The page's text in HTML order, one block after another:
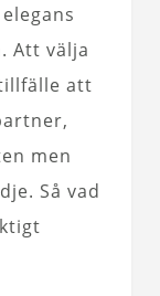
Att välja
att
men
Så vad